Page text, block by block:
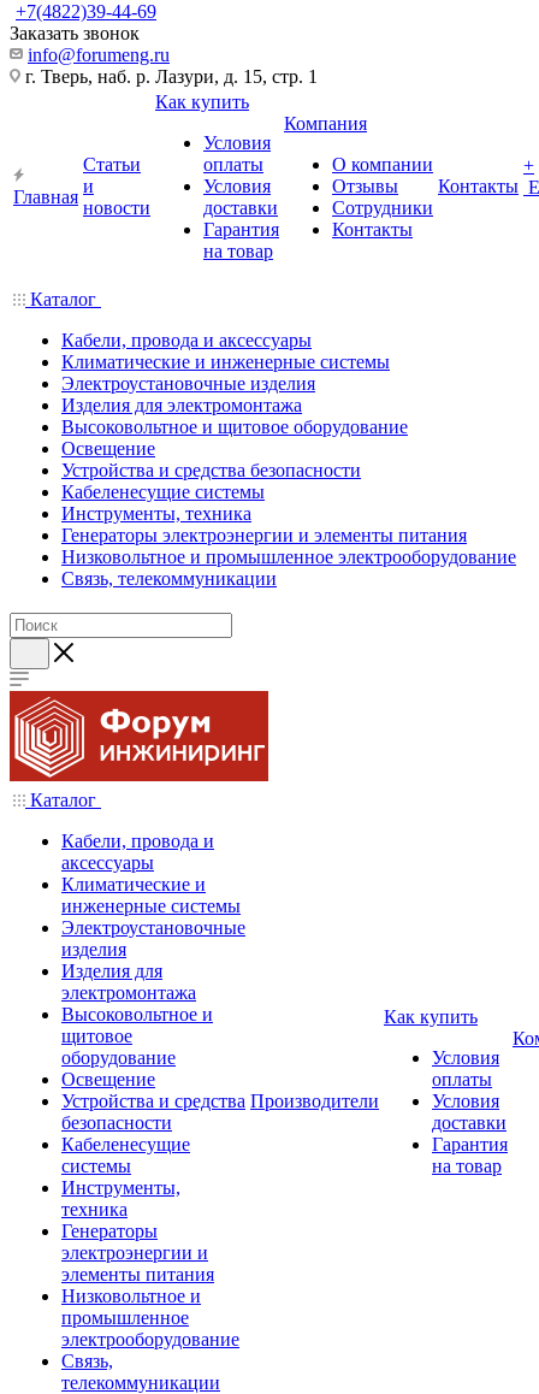
+7(4822)39-44-69
Заказать звонок
info@forumeng.ru
г. Тверь, наб. р. Лазури, д. 15, стр. 1
Главная
Статьи
и
новости
Как купить
Условия
оплаты
Условия
доставки
Гарантия
на товар
Компания
О компании
Отзывы
Сотрудники
Контакты
Контакты
+
Каталог
Кабели, провода и аксессуары
Климатические и инженерные системы
Электроустановочные изделия
Изделия для электромонтажа
Высоковольтное и щитовое оборудование
Освещение
Устройства и средства безопасности
Кабеленесущие системы
Инструменты, техника
Генераторы электроэнергии и элементы питания
Низковольтное и промышленное электрооборудование
Связь, телекоммуникации
Каталог
Кабели, провода и
аксессуары
Климатические и
инженерные системы
Электроустановочные
изделия
Изделия для
электромонтажа
Высоковольтное и
щитовое
оборудование
Освещение
Устройства и средства
безопасности
Кабеленесущие
системы
Инструменты,
техника
Генераторы
электроэнергии и
элементы питания
Низковольтное и
промышленное
электрооборудование
Связь,
телекоммуникации
Производители
Как купить
Условия
оплаты
Условия
доставки
Гарантия
на товар